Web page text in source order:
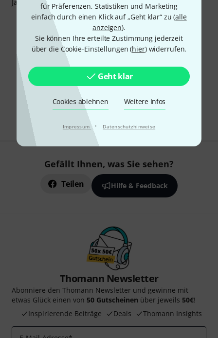
für Präferenzen, Statistiken und Marketing
einfach durch einen Klick auf „Geht klar“ zu (alle
anzeigen).
Sie können Ihre erteilte Zustimmung jederzeit
über die Cookie-Einstellungen (hier) widerrufen.
Geht klar
Cookies ablehnen Weitere Infos
Impressum · Datenschutzhinweise
Jaguar/Jazzm).
Gefällt Ihnen, was Sie sehen?
Teilen Hilfe & Feedback
Thomann Newsletter
Abonniere den Thomann Newsletter und gewinne mit
etwas Glück einen von 50 Gutscheinen über jeweils 50€!
Inspirierende Beiträge
Deals Thomann Insights